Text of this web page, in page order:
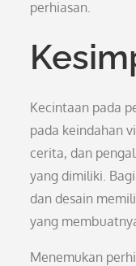
perhiasan.
Kecintaan pada
pada keindahan
cerita, dan
yang dimiliki.
dan desain
yang
Menemukan